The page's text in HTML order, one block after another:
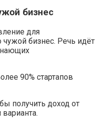
бизнес
для
чужой бизнес. Речь идёт
90% стартапов
получить доход от